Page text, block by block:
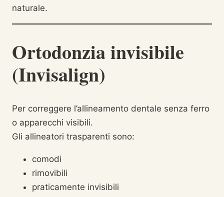
naturale.
Ortodonzia invisibile
(Invisalign)
Per correggere l’allineamento dentale senza ferro
o apparecchi visibili.
Gli allineatori trasparenti sono:
comodi
rimovibili
praticamente invisibili